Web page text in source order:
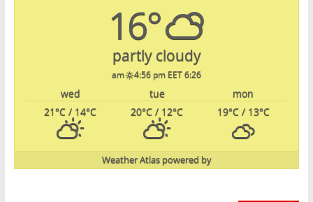
16°
partly cloudy
6:26 am
4:56 pm EET
mon
tue
wed
19°C/ 13°C
20°C / 12°C
21°C / 14°C
powered by
Weather Atlas